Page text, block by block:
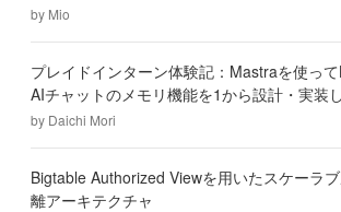
by Mio
プレイドインターン体験記：Mastraを使っ
AIチャットのメモリ機能を1から設計・実装
by Daichi Mori
Bigtable Authorized Viewを用いたスケーラ
離アーキテクチャ